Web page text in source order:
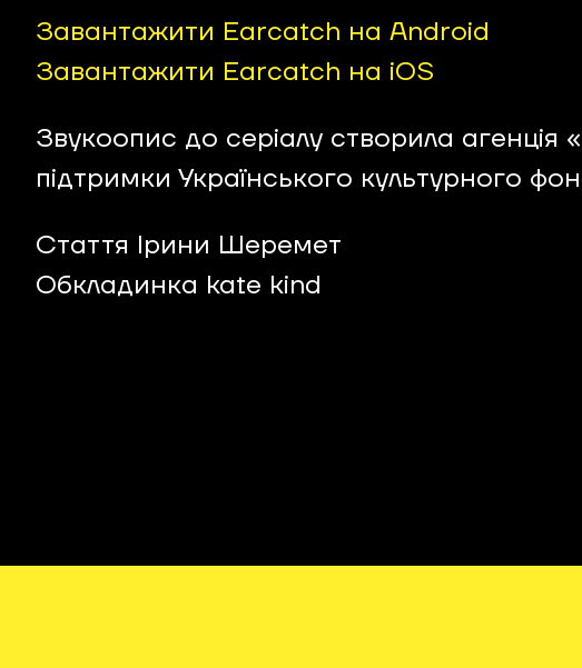
Завантажити Earcatch на Android
Завантажити Earcatch на iOS
Звукоопис до серіалу створила агенція
підтримки Українського культурного
Стаття Ірини Шеремет
Обкладинка kate kind